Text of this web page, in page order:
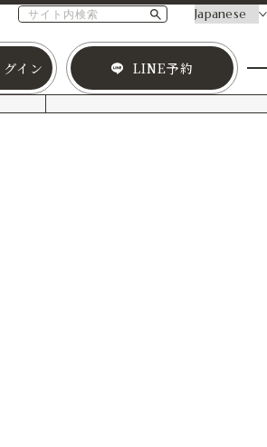
イン LINE予約